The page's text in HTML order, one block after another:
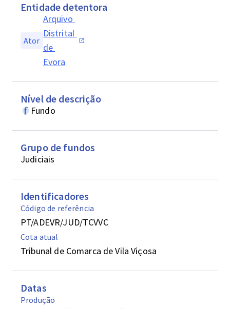
Entidade detentora
Ator
Arquivo
Distrital
de
Evora
Nível de descrição
Fundo
Grupo de fundos
Judiciais
Identificadores
Código de referência
PT/ADEVR/JUD/TCVVC
Cota atual
Tribunal de Comarca de Vila Viçosa
Datas
Produção